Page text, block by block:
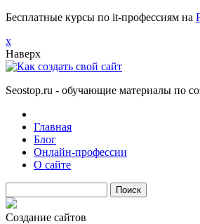
Бесплатные курсы по it-профессиям на
х
Наверх
Seostop.ru - обучающие материалы по
Главная
Блог
Онлайн-профессии
О сайте
Создание сайтов